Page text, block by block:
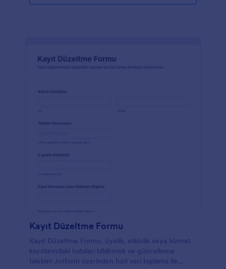
Kayıt Düzeltme Formu
Kayıt Düzeltme Formu, üyelik, etkinlik veya hizmet
kayıtlarındaki hataları bildirmek ve güncelleme
talebini Jotform üzerinden hızlı veri toplama ile